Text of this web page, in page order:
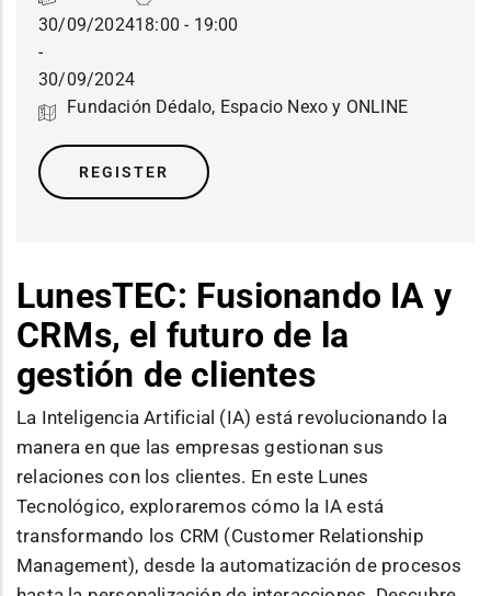
30/09/2024
-
30/09/2024
18:00 - 19:00
Fundación Dédalo, Espacio Nexo y ONLINE
REGISTER
LunesTEC: Fusionando IA y
CRMs, el futuro de la
gestión de clientes
La Inteligencia Artificial (IA) está revolucionando la
manera en que las empresas gestionan sus
relaciones con los clientes. En este Lunes
Tecnológico, exploraremos cómo la IA está
transformando los CRM (Customer Relationship
Management), desde la automatización de procesos